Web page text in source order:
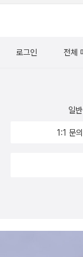
로그인 전체
일
1:1 문의